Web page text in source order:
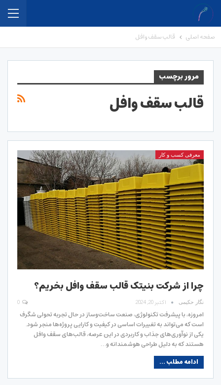
صفحه اصلی قالب سقف وافل
مرور برچسب
قالب سقف وافل
معرفی کسب و کار
چرا از شرکت بنیتک قالب سقف وافل بخریم؟
نگار حکیمی اکتبر 20, 2024
امروزه، با پیشرفت تکنولوژی، صنعت ساخت‌وساز در حال تجربه تحولی شگرف
است که می‌تواند به تغییرات اساسی در کیفیت و کارایی پروژه‌ها منجر شود.
یکی از نوآوری‌های جذاب و کاربردی در این عرصه، قالب‌های سقف وافل
هستند که به دلیل طراحی هوشمندانه و…
ادامه مطلب ...